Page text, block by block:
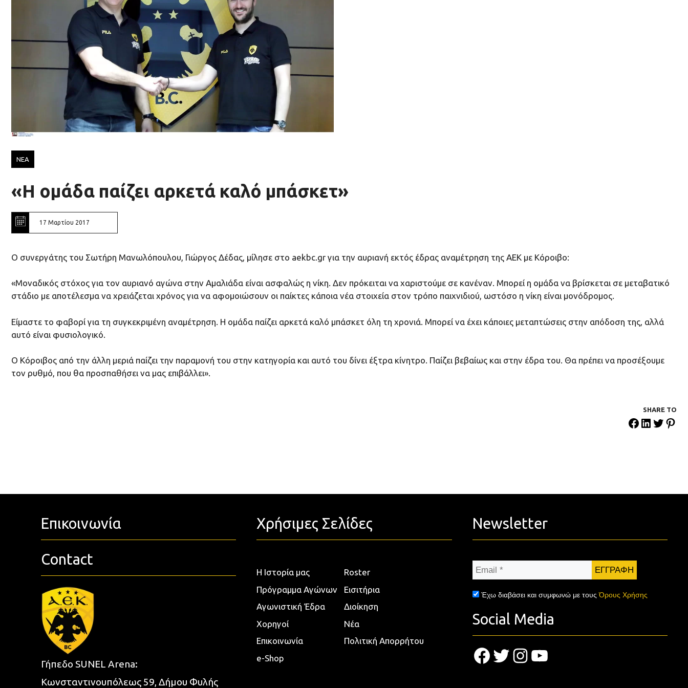
ΝΕΑ
«Η ομάδα παίζει αρκετά καλό μπάσκετ»
17 Μαρτίου 2017
O συνεργάτης του Σωτήρη Μανωλόπουλου, Γιώργος Δέδας, μίλησε στο aekbc.gr για την αυριανή εκτός έδρας αναμέτρηση της ΑΕΚ με Κόροιβο:
«Μοναδικός στόχος για τον αυριανό αγώνα στην Αμαλιάδα είναι ασφαλώς η νίκη. Δεν πρόκειται να χαριστούμε σε κανέναν. Μπορεί η ομάδα να βρίσκεται σε μεταβατικό
στάδιο με αποτέλεσμα να χρειάζεται χρόνος για να αφομοιώσουν οι παίκτες κάποια νέα στοιχεία στον τρόπο παιχνιδιού, ωστόσο η νίκη είναι μονόδρομος.
Είμαστε το φαβορί για τη συγκεκριμένη αναμέτρηση. Η ομάδα παίζει αρκετά καλό μπάσκετ όλη τη χρονιά. Μπορεί να έχει κάποιες μεταπτώσεις στην απόδοση της, αλλά
αυτό είναι φυσιολογικό.
Ο Κόροιβος από την άλλη μεριά παίζει την παραμονή του στην κατηγορία και αυτό του δίνει έξτρα κίνητρο. Παίζει βεβαίως και στην έδρα του. Θα πρέπει να προσέξουμε
τον ρυθμό, που θα προσπαθήσει να μας επιβάλλει».
SHARE ΤΟ
Επικοινωνία
Contact
Γήπεδο SUNEL Arena:
Κωνσταντινουπόλεως 59, Δήμου Φυλής
Χρήσιμες Σελίδες
Η Ιστορία μας
Roster
Πρόγραμμα Αγώνων
Εισιτήρια
Αγωνιστική Έδρα
Διοίκηση
Χορηγοί
Νέα
Επικοινωνία
Πολιτική Απορρήτου
e-Shop
Newsletter
Email
Έχω διαβάσει και συμφωνώ με τουςΌρους Χρήσης
Social Media
Facebook
TwitterInstagram
YouTube